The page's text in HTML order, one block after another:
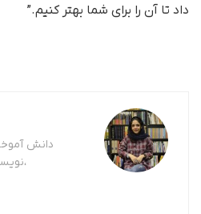
داد تا آن را برای شما بهتر کنیم.”
دانش